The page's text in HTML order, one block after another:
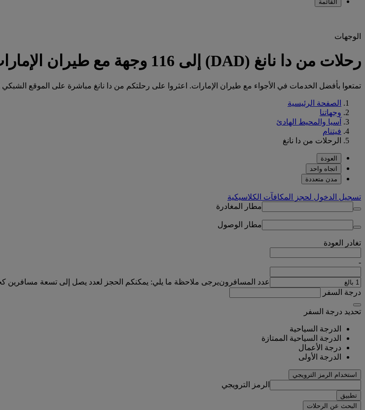
القائمة
الوجهات
رحلات من دا نانغ (DAD) إلى 116 وجهة مع طيران الإمارات
تمتعوا بأفضل الخدمات في الأجواء مع طيران الإمارات. اعثروا على رحلتكم من دا نانغ مباشرة على الموقع الشبكي emirates.com.
الصفحة الرئيسية
وجهاتنا
آسيا والمحيط الهادئ
فيتنام
الرحلات من دا نانغ
العودة
اتجاه واحد
مدن متعددة
تسجيل الدخول لحجز المكافآت الكلاسيكية
مطار المغادرة
مطار الوصول
تغادر العودة
-
عدد المسافرونيرجى ملاحظة ما يلي: يمكنكم الحجز لعدد يصل إلى تسعة مسافرين
درجة السفر
تحديد درجة السفر
الدرجة السياحية
الدرجة السياحية الممتازة
درجة الأعمال
الدرجة الأولى
استخدام الرمز الترويجي
الرمز الترويجي
تطبيق
البحث عن الرحلات